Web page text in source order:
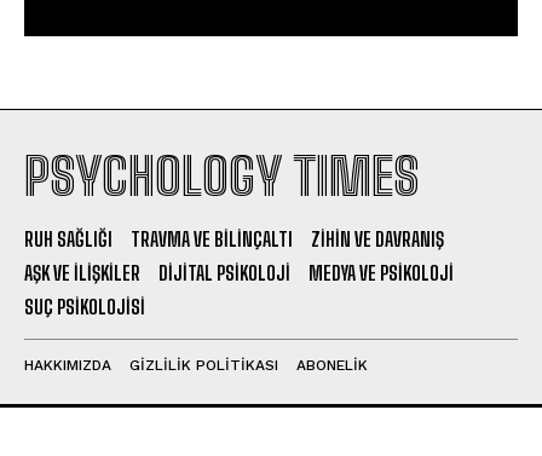
PSYCHOLOGY TIMES
RUH SAĞLIĞI TRAVMA VE BILINÇALTI
ZIHIN VE DAVRANIŞ
AŞK VE İLIŞKILER
DIJITAL PSIKOLOJI
MEDYA VE PSIKOLOJI
SUÇ PSIKOLOJISI
HAKKIMIZDA GIZLILIK POLITIKASI ABONELIK